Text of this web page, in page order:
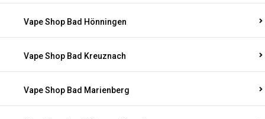
Vape Shop Bad Hönningen
Vape Shop Bad Kreuznach
Vape Shop Bad Marienberg